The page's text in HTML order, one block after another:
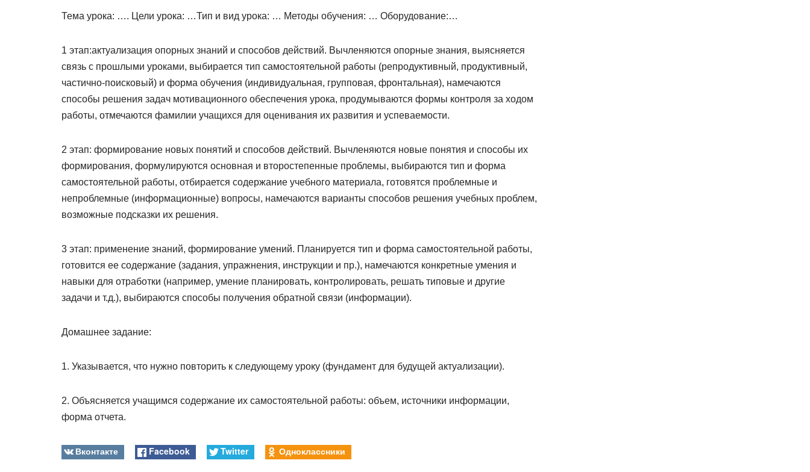
Тема урока: …. Цели урока: …Тип и вид урока: … Методы обучения: … Оборудование:…
1 этап:актуализация опорных знаний и способов действий. Вычленяются опорные знания, выясняется
связь с прошлыми уроками, выбирается тип самостоятельной работы (репродуктивный, продуктивный,
частично-поисковый) и форма обучения (индивидуальная, групповая, фронтальная), намечаются
способы решения задач мотивационного обеспечения урока, продумываются формы контроля за ходом
работы, отмечаются фамилии учащихся для оценивания их развития и успеваемости.
2 этап: формирование новых понятий и способов действий. Вычленяются новые понятия и способы их
формирования, формулируются основная и второстепенные проблемы, выбираются тип и форма
самостоятельной работы, отбирается содержание учебного материала, готовятся проблемные и
непроблемные (информационные) вопросы, намечаются варианты способов решения учебных проблем,
возможные подсказки их решения.
3 этап: применение знаний, формирование умений. Планируется тип и форма самостоятельной работы,
готовится ее содержание (задания, упражнения, инструкции и пр.), намечаются конкретные умения и
навыки для отработки (например, умение планировать, контролировать, решать типовые и другие
задачи и т.д.), выбираются способы получения обратной связи (информации).
Домашнее задание:
1. Указывается, что нужно повторить к следующему уроку (фундамент для будущей актуализации).
2. Объясняется учащимся содержание их самостоятельной работы: объем, источники информации,
форма отчета.
Вконтакте Facebook Twitter Одноклассники